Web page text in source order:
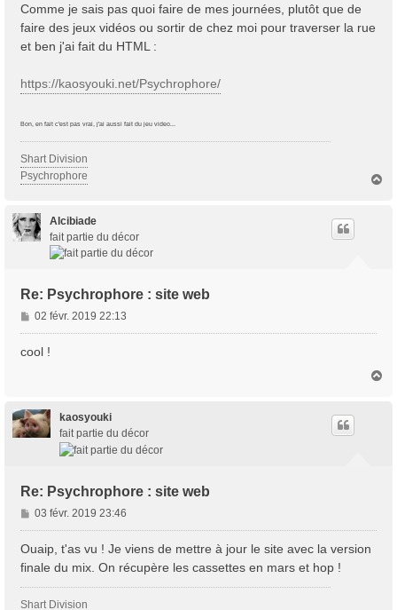
a
g
Comme je sais pas quoi faire de mes journées, plutôt que de
faire des jeux vidéos ou sortir de chez moi pour traverser la rue
et ben j'ai fait du HTML :
https://kaosyouki.net/Psychrophore/
Bon, en fait c'est pas vrai, j'ai aussi fait du jeu video...
Shart Division
Psychrophore
Alcibiade
fait partie du décor
Re: Psychrophore : site web
M
e
s
e
02 févr. 2019 22:13
cool !
kaosyouki
fait partie du décor
Re: Psychrophore : site web
M
e
s
a
g
03 févr. 2019 23:46
Ouaip, t'as vu ! Je viens de mettre à jour le site avec la version
finale du mix. On récupère les cassettes en mars et hop !
Shart Division